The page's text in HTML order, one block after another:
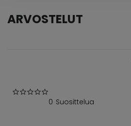
ARVOSTELUT
0 Suosittelua